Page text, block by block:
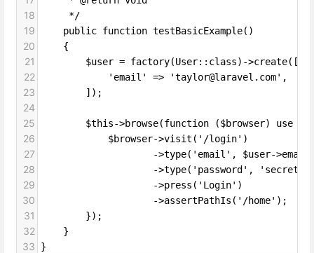
18
     */
19
    public function testBasicExample()
20
    {
21
        $user = factory(User::class)->create([
22
            'email' => 'taylor@laravel.com',
23
        ]);
24
25
$this->browse(function ($browser) use
26
            $browser->visit('/login')
27
->type('email', $user-
28
                    ->type('password', 'secret')
29
                    ->press('Login')
30
                    ->assertPathIs('/home');
31
        });
32
    }
33 }